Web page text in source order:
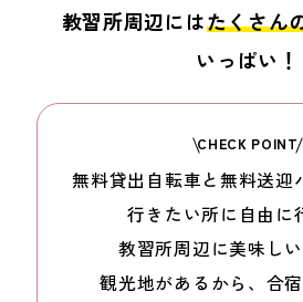
教習所周辺にはたくさん
いっぱい！
CHECK POINT
無料貸出自転車と無料送迎
行きたい所に 自由に
教習所周辺に美味し
観光地があるから、 合